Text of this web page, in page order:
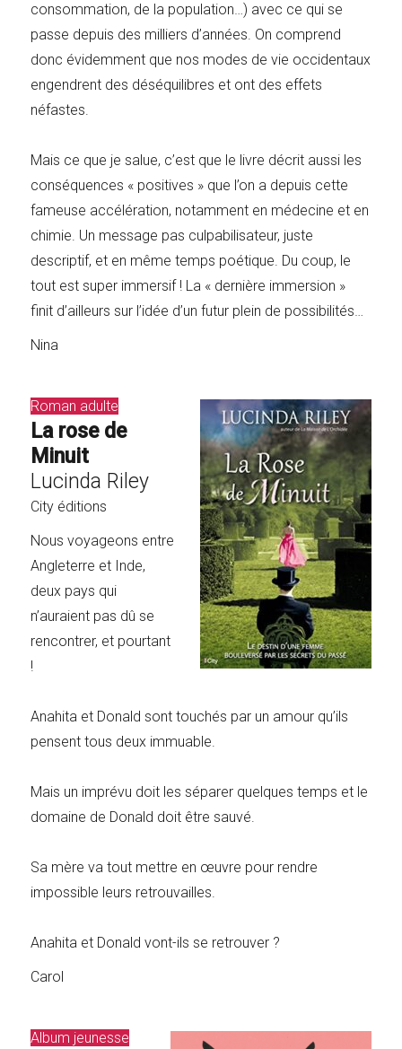
consommation, de la population…) avec ce qui se
passe depuis des milliers d’années. On comprend
donc évidemment que nos modes de vie occidentaux
engendrent des déséquilibres et ont des effets
néfastes.
Mais ce que je salue, c’est que le livre décrit aussi les
conséquences « positives » que l’on a depuis cette
fameuse accélération, notamment en médecine et en
chimie. Un message pas culpabilisateur, juste
descriptif, et en même temps poétique. Du coup, le
tout est super immersif ! La « dernière immersion »
finit d’ailleurs sur l’idée d’un futur plein de possibilités…
Nina
Roman adulte
La rose de
Minuit
Lucinda Riley
City éditions
Nous voyageons entre
Angleterre et Inde,
deux pays qui
n’auraient pas dû se
rencontrer, et pourtant
!
Anahita et Donald sont touchés par un amour qu’ils
pensent tous deux immuable.
Mais un imprévu doit les séparer quelques temps et le
domaine de Donald doit être sauvé.
Sa mère va tout mettre en œuvre pour rendre
impossible leurs retrouvailles.
Anahita et Donald vont-ils se retrouver ?
Carol
Album jeunesse